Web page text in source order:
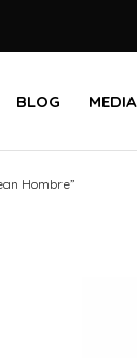
BLOG MEDIA
Hombre”